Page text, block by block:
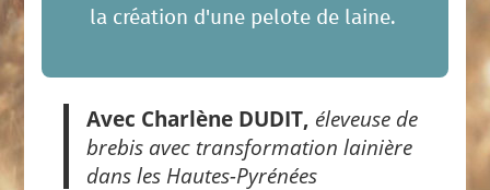
la création d'une pelote de laine.
Avec Charlène DUDIT, éleveuse de
brebis avec transformation lainière
dans les Hautes-Pyrénées